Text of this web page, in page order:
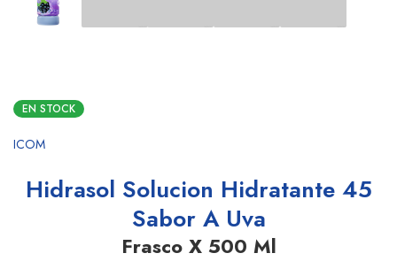
EN STOCK
ICOM
Hidrasol Solucion Hidratante 45
Sabor A Uva
Frasco X 500 Ml